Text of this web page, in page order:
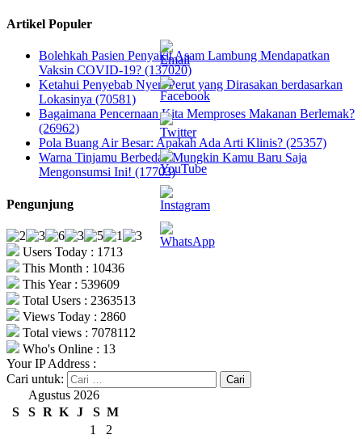
Artikel Populer
Bolehkah Pasien Penyakit Asam Lambung Mendapatkan
Vaksin COVID-19? (137020)
Ketahui Penyebab Nyeri Perut yang Dirasakan berdasarkan
Lokasinya (70581)
Bagaimana Pencernaan Kita Memproses Makanan Berlemak?
(26962)
Pola Buang Air Besar: Apakah Ada Arti Klinis? (25357)
Warna Tinjamu Berbeda? Mungkin Kamu Baru Saja
Mengonsumsi Ini! (17703)
Pengunjung
Users Today : 1713
This Month : 10436
This Year : 539609
Total Users : 2363513
Views Today : 2860
Total views : 7078112
Who's Online : 13
Your IP Address :
Cari untuk:
Agustus 2026
S
S R K J S M
1
2